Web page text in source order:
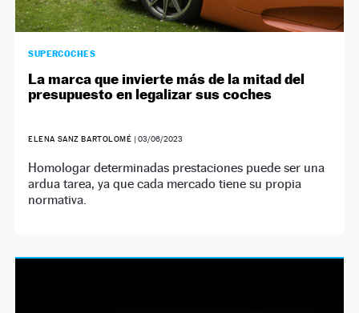
SUPERCOCHES
La marca que invierte más de la mitad del
presupuesto en legalizar sus coches
ELENA SANZ BARTOLOMÉ | 03/06/2023
Homologar determinadas prestaciones puede ser una
ardua tarea, ya que cada mercado tiene su propia
normativa.